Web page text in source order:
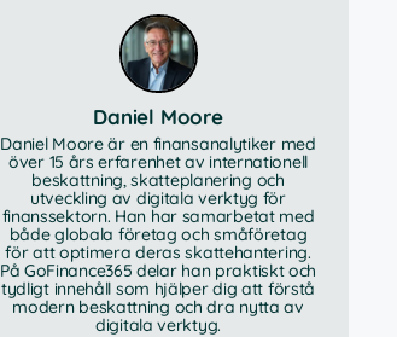
Daniel Moore
Daniel Moore är en finansanalytiker med
över 15 års erfarenhet av internationell
beskattning, skatteplanering och
utveckling av digitala verktyg för
finanssektorn. Han har samarbetat med
både globala företag och småföretag
för att optimera deras skattehantering.
På GoFinance365 delar han praktiskt och
tydligt innehåll som hjälper dig att förstå
modern beskattning och dra nytta av
digitala verktyg.